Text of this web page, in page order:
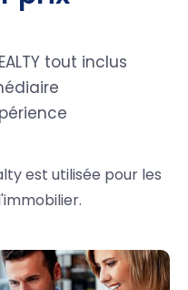
tout inclus
est utilisée pour les